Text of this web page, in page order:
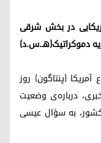
در بخش شرقی
دموکراتیک(هـ.س.د)
(پنتاگون) روز
خبری، درباره‌ی وضعیت
به سؤال عیسی